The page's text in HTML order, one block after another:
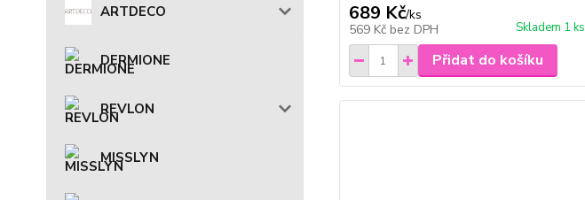
ARTDECO
DERMIONE
REVLON
MISSLYN
689 Kč/ks
569 Kč bez DPH Skladem 1 ks
Přidat do košíku